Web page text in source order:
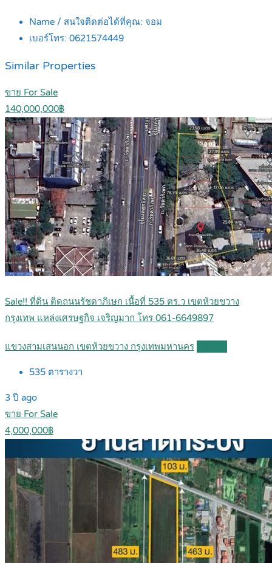
Name / สนใจติดต่อได้ที่คุณ: จอม
เบอร์โทร: 0621574449
Similar Properties
ขาย For Sale
140,000,000฿
Sale!! ที่ดิน ติดถนนรัชดาภิเษก เนื้อที่ 535 ตร.ว เขตห้วยขวาง
กรุงเทพ แหล่งเศรษฐกิจ เจริญมาก โทร 061-6649897
แขวงสามเสนนอก เขตห้วยขวาง กรุงเทพมหานคร
535 ตารางวา
3 ปี ago
ขาย For Sale
4,000,000฿